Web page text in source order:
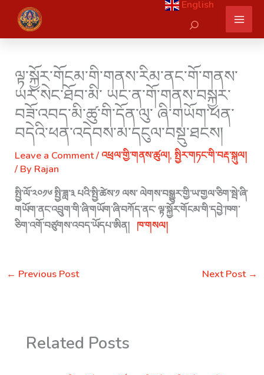
content
English
Search
ལྟ་སྐྱོར་གོངམ་གི་གནས་རིམ་ནང་གོ་གནས་
ཡར་སེང་ཐོབ་མི་ ཡང་ན་གོ་གནས་བསྐྱར་
བཟོ་འབད་མི་ཚུ་གི་དོན་ལུ་ ཞི་གཡོག་ཕན་
བདེའི་ཕན་འདེབས་མ་དངུལ་བསྡུ་ཐངས།
Leave a Comment/ འཕྲལ་གྱི་གནས་ཚུལ།,སྤྱིར་གཏང་གི་བརྡ་སྐུལ།
/ By Rajan
སྤྱི་ལོ་༢༠༡༦ སྤྱི་ཟླ་༣ པའི་སྤྱི་ཚེས་༡ ལས་ ལེགས་བསྒྱུར་གྱི་ཡ་གྱལ་ཅིག་སྦེ་ཞི་
གཡོག་ནང་འབྲུག་གི་ཞི་གཡོག་ཞི་བཀོད་ནང་ ལྟ་སྐྱོར་གོངམ་གི་དབྱེ་ཁག་
ཅིག་འགོ་བཙུགས་འབད་ཡོདཔ་ཨིན། ཁ་གསལ།
← Previous Post Next Post →
Related Posts